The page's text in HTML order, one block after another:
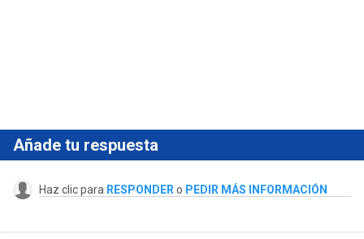
Añade tu respuesta
Haz clic para RESPONDER o PEDIR MÁS INFORMACIÓN